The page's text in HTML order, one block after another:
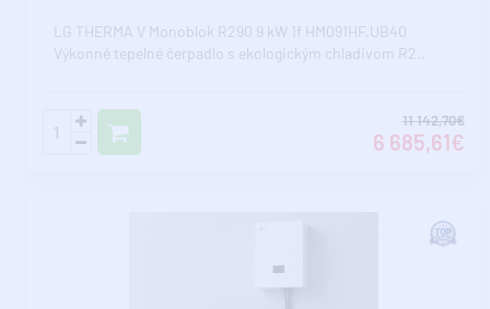
LG THERMA V Monoblok R290 9 kW 1f HM091HF.UB40
Výkonné tepelné čerpadlo s ekologickým chladivom R2..
11 142,70€
6 685,61€